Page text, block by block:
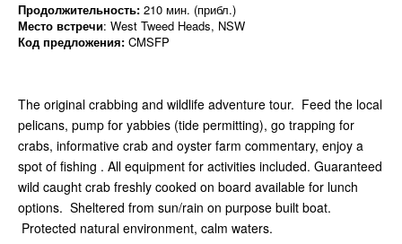
Продолжительность: 210 мин. (прибл.)
Место встречи: West Tweed Heads, NSW
Код предложения: CMSFP
The original crabbing and wildlife adventure tour. Feed the local
pelicans, pump for yabbies (tide permitting), go trapping for
crabs, informative crab and oyster farm commentary, enjoy a
spot of fishing . All equipment for activities included. Guaranteed
wild caught crab freshly cooked on board available for lunch
options. Sheltered from sun/rain on purpose built boat.
Protected natural environment, calm waters.